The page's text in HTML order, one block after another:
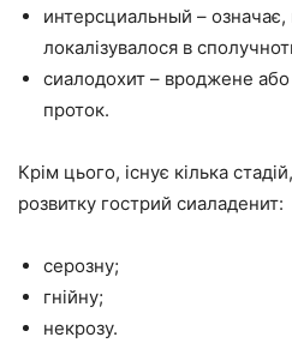
интерсциальный –
локалізувалося в
сиалодохит – вроджене або
проток.
Крім цього, існує кілька
розвитку гострий сиаладенит:
серозну;
гнійну;
некрозу.